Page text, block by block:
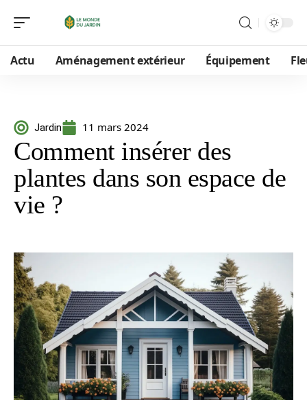
Actu Aménagement extérieur Équipement
Jardin 11 mars 2024
Comment insérer des
plantes dans son espace de
vie ?